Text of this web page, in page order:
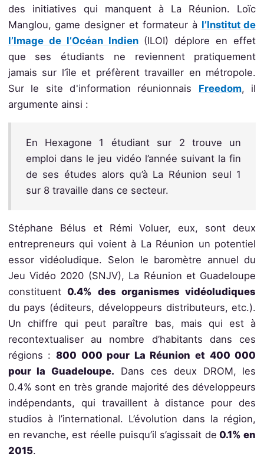
des initiatives qui manquent à La Réunion. Loïc
Manglou, game designer et formateur à l’Institut de
l’Image de l’Océan Indien(ILOI) déplore en effet
que ses étudiants ne reviennent pratiquement
jamais sur l’île et préfèrent travailler en métropole.
Sur le site d'information réunionnais Freedom, il
argumente ainsi :
En Hexagone 1 étudiant sur 2 trouve un
emploi dans le jeu vidéo l’année suivant la fin
de ses études alors qu’à La Réunion seul 1
sur 8 travaille dans ce secteur.
Stéphane Bélus et Rémi Voluer, eux, sont deux
entrepreneurs qui voient à La Réunion un potentiel
essor vidéoludique. Selon le baromètre annuel du
Jeu Vidéo 2020 (SNJV), La Réunion et Guadeloupe
constituent0.4% des organismes vidéoludiques
du pays (éditeurs, développeurs distributeurs, etc.).
Un chiffre qui peut paraître bas, mais qui est à
recontextualiser au nombre d’habitants dans ces
régions : 800 000 pour La Réunion et 400 000
pour la Guadeloupe. Dans ces deux DROM, les
0.4% sont en très grande majorité des développeurs
indépendants, qui travaillent à distance pour des
studios à l’international. L’évolution dans la région,
en revanche, est réelle puisqu’il s’agissait de 0.1% en
2015.